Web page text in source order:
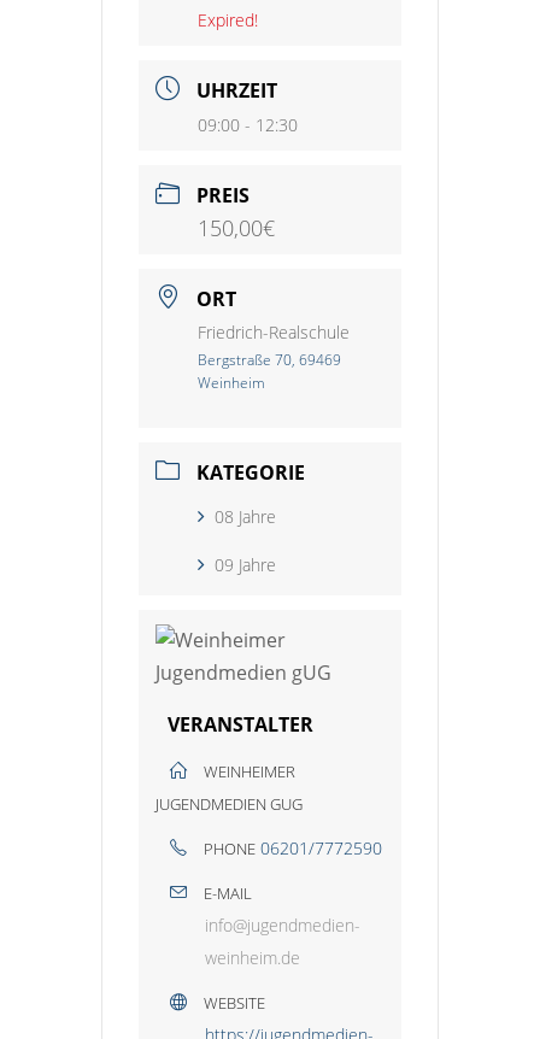
Expired!
UHRZEIT
09:00 - 12:30
PREIS
150,00€
ORT
Friedrich-Realschule
Bergstraße 70, 69469
Weinheim
KATEGORIE
08 Jahre
09 Jahre
VERANSTALTER
WEINHEIMER
JUGENDMEDIEN GUG
PHONE 06201/7772590
E-MAIL
info@jugendmedien-
weinheim.de
WEBSITE